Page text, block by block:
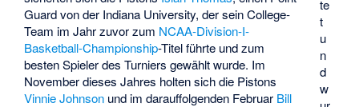
te
t
u
n
d
w
Guard von der Indiana University, der sein College-
Team im Jahr zuvor zum NCAA-Division-I-
Basketball-Championship-Titel führte und zum
besten Spieler des Turniers gewählt wurde. Im
November dieses Jahres holten sich die Pistons
Vinnie Johnson und im darauffolgenden Februar Bill